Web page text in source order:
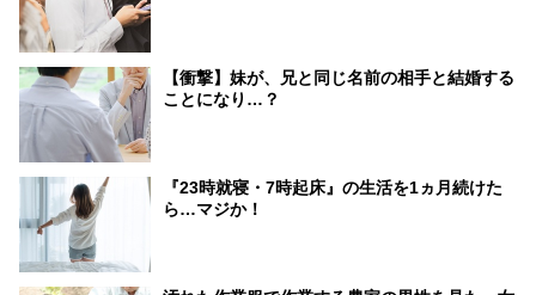
【衝撃】妹が、兄と同じ名前の相手と結婚する
ことになり…？
『23時就寝・7時起床』の生活を1ヵ月続けた
ら…マジか！